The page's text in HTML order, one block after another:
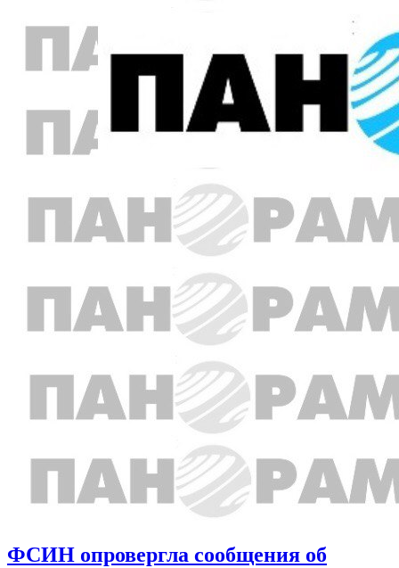
ФСИН опровергла сообщения об